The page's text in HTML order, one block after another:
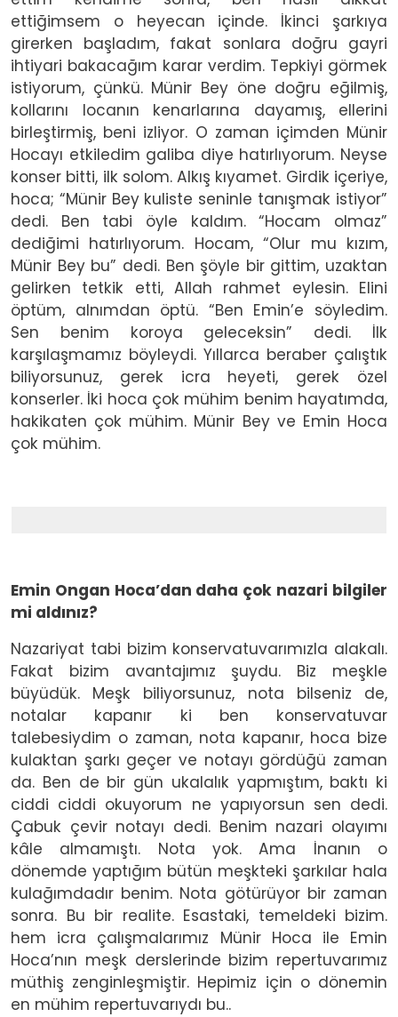
ettiğimsem o heyecan içinde. İkinci şarkıya
girerken başladım, fakat sonlara doğru gayri
ihtiyari bakacağım karar verdim. Tepkiyi görmek
istiyorum, çünkü. Münir Bey öne doğru eğilmiş,
kollarını locanın kenarlarına dayamış, ellerini
birleştirmiş, beni izliyor. O zaman içimden Münir
Hocayı etkiledim galiba diye hatırlıyorum. Neyse
konser bitti, ilk solom. Alkış kıyamet. Girdik içeriye,
hoca; “Münir Bey kuliste seninle tanışmak istiyor”
dedi. Ben tabi öyle kaldım. “Hocam olmaz”
dediğimi hatırlıyorum. Hocam, “Olur mu kızım,
Münir Bey bu” dedi. Ben şöyle bir gittim, uzaktan
gelirken tetkik etti, Allah rahmet eylesin. Elini
öptüm, alnımdan öptü. “Ben Emin’e söyledim.
Sen benim koroya geleceksin” dedi. İlk
karşılaşmamız böyleydi. Yıllarca beraber çalıştık
biliyorsunuz, gerek icra heyeti, gerek özel
konserler. İki hoca çok mühim benim hayatımda,
hakikaten çok mühim. Münir Bey ve Emin Hoca
çok mühim.
Emin Ongan Hoca’dan daha çok nazari bilgiler
mi aldınız?
Nazariyat tabi bizim konservatuvarımızla alakalı.
Fakat bizim avantajımız şuydu. Biz meşkle
büyüdük. Meşk biliyorsunuz, nota bilseniz de,
notalar kapanır ki ben konservatuvar
talebesiydim o zaman, nota kapanır, hoca bize
kulaktan şarkı geçer ve notayı gördüğü zaman
da. Ben de bir gün ukalalık yapmıştım, baktı ki
ciddi ciddi okuyorum ne yapıyorsun sen dedi.
Çabuk çevir notayı dedi. Benim nazari olayımı
kâle almamıştı. Nota yok. Ama İnanın o
dönemde yaptığım bütün meşkteki şarkılar hala
kulağımdadır benim. Nota götürüyor bir zaman
sonra. Bu bir realite. Esastaki, temeldeki bizim.
hem icra çalışmalarımız Münir Hoca ile Emin
Hoca’nın meşk derslerinde bizim repertuvarımız
müthiş zenginleşmiştir. Hepimiz için o dönemin
en mühim repertuvarıydı bu..